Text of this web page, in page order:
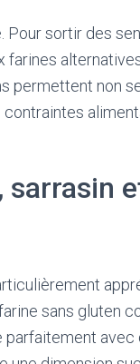
Pour sortir des
farines
permettent non
sarrasin
sans gluten
parfaitement avec